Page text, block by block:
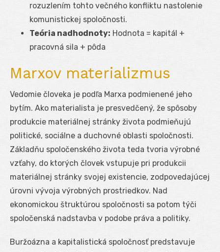
rozuzlením tohto večného konfliktu nastolenie
komunistickej spoločnosti.
Teória nadhodnoty: Hodnota = kapitál +
pracovná sila + pôda
Marxov materializmus
Vedomie človeka je podľa Marxa podmienené jeho
bytím. Ako materialista je presvedčený, že spôsoby
produkcie materiálnej stránky života podmieňujú
politické, sociálne a duchovné oblasti spoločnosti.
Základňu spoločenského života teda tvoria výrobné
vzťahy, do ktorých človek vstupuje pri produkcii
materiálnej stránky svojej existencie, zodpovedajúcej
úrovni vývoja výrobných prostriedkov. Nad
ekonomickou štruktúrou spoločnosti sa potom týči
spoločenská nadstavba v podobe práva a politiky.
Buržoázna a kapitalistická spoločnosť predstavuje